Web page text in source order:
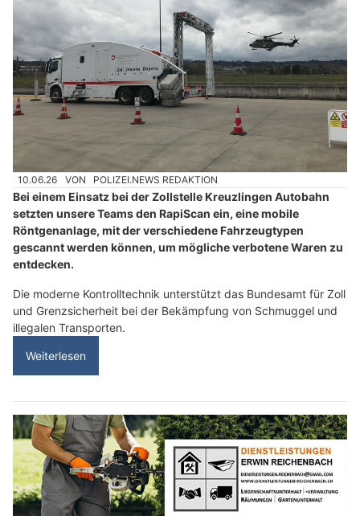
10.06.26 VON POLIZEI.NEWS REDAKTION
Bei einem Einsatz bei der Zollstelle Kreuzlingen Autobahn
setzten unsere Teams den RapiScan ein, eine mobile
Röntgenanlage, mit der verschiedene Fahrzeugtypen
gescannt werden können, um mögliche verbotene Waren zu
entdecken.
Die moderne Kontrolltechnik unterstützt das Bundesamt für Zoll
und Grenzsicherheit bei der Bekämpfung von Schmuggel und
illegalen Transporten.
Weiterlesen